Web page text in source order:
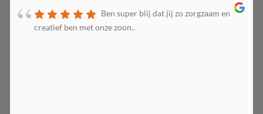
Ben super blij dat jij zo zorgzaam en
creatief ben met onze zoon..